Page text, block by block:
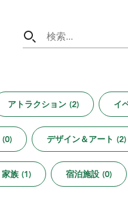
アトラクション (2) イ
(0) デザイン＆アート (2)
家族 (1) 宿泊施設 (0)